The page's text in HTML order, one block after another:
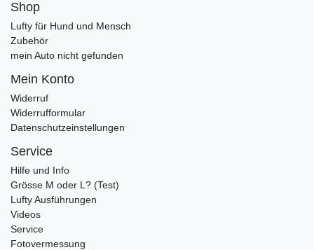
Shop
Lufty für Hund und Mensch
Zubehör
mein Auto nicht gefunden
Mein Konto
Widerruf
Widerrufformular
Datenschutzeinstellungen
Service
Hilfe und Info
Grösse M oder L? (Test)
Lufty Ausführungen
Videos
Service
Fotovermessung